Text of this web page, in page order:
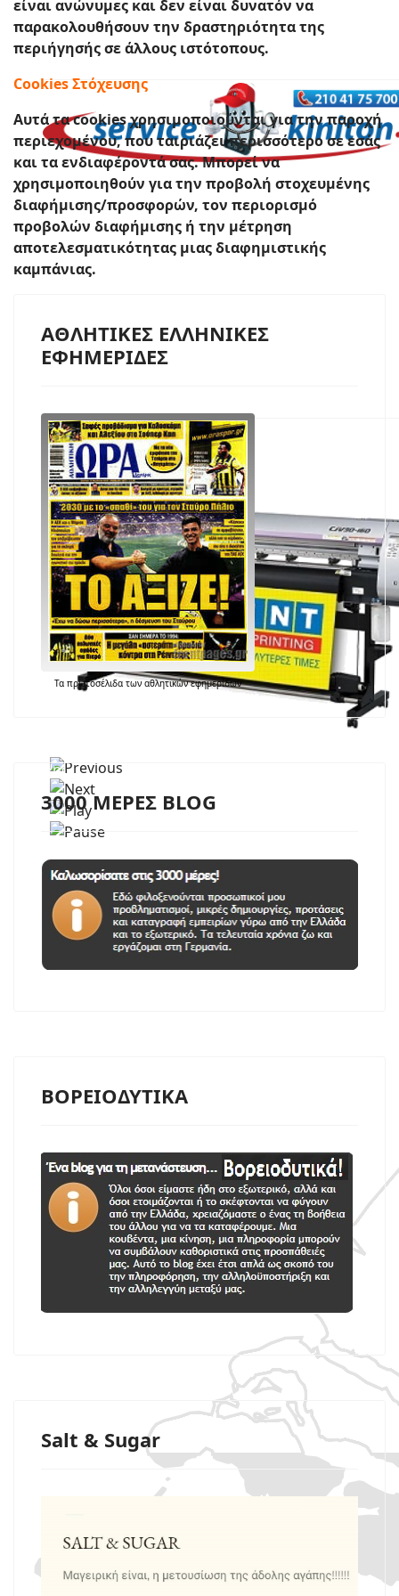
Περισσότερα
Χωρίς να επισκευάσουμε το κινητό μας , δεν πάμε
πουθενά !
Περισσότερα
Ψηφιακές εκτυπώσεις μικρού & μεγάλου μεγέθους
Περισσότερα
είναι ανώνυμες και δεν είναι δυνατόν να
παρακολουθήσουν την δραστηριότητα της
περιήγησής σε άλλους ιστότοπους.
Cookies Στόχευσης
Αυτά τα cookies χρησιμοποιούνται για την παροχή
περιεχομένου, που ταιριάζει περισσότερο σε εσάς
και τα ενδιαφέροντά σας. Μπορεί να
χρησιμοποιηθούν για την προβολή στοχευμένης
διαφήμισης/προσφορών, τον περιορισμό
προβολών διαφήμισης ή την μέτρηση
αποτελεσματικότητας μιας διαφημιστικής
καμπάνιας.
ΑΘΛΗΤΙΚΕΣ ΕΛΛΗΝΙΚΕΣ
ΕΦΗΜΕΡΙΔΕΣ
Τα πρωτοσέλιδα των αθλητικών εφημερίδων
3000 MEΡΕΣ BLOG
BΟΡΕΙΟΔΥΤΙΚΑ
Salt & Sugar